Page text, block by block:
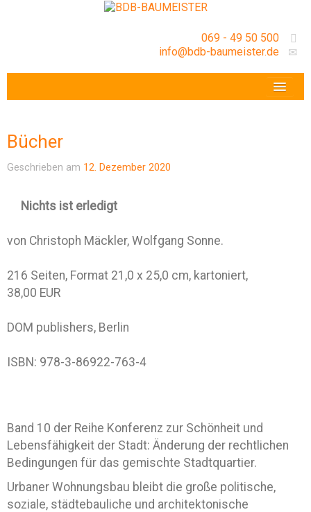
069 - 49 50 500
info@bdb-baumeister.de
Bücher
Geschrieben am 12. Dezember 2020
Nichts ist erledigt
von Christoph Mäckler, Wolfgang Sonne.
216 Seiten, Format 21,0 x 25,0 cm, kartoniert,
38,00 EUR
DOM publishers, Berlin
ISBN: 978-3-86922-763-4
Band 10 der Reihe Konferenz zur Schönheit und
Lebensfähigkeit der Stadt: Änderung der rechtlichen
Bedingungen für das gemischte Stadtquartier.
Urbaner Wohnungsbau bleibt die große politische,
soziale, städtebauliche und architektonische